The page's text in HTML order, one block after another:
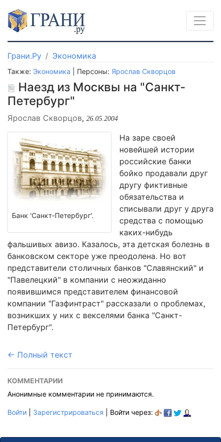
Грани.Ру Экономика
Также: Экономика | Персоны: Ярослав Скворцов
Наезд из Москвы на "Санкт-
Петербург"
Ярослав Скворцов, 26.05.2004
Банк 'Санкт-Петербург'.
На заре своей
новейшей истории
российские банки
бойко продавали друг
другу фиктивные
обязательства и
списывали друг у друга
средства с помощью
каких-нибудь
фальшивых авизо. Казалось, эта детская болезнь в
банковском секторе уже преодолена. Но вот
представители столичных банков "Славянский" и
"Павелецкий" в компании с неожиданно
появившимся представителем финансовой
компании "Газфинтраст" рассказали о проблемах,
возникших у них с векселями банка "Санкт-
Петербург".
← Полный текст
КОММЕНТАРИИ
Анонимные комментарии не принимаются.
Войти Зарегистрироваться | Войти через: